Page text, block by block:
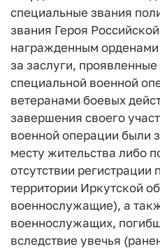
специальные звания
звания Героя
награжденным
за заслуги, проявленные
специальной военной
ветеранами боевых
завершения своего
военной операции были
месту жительства либо
отсутствии регистрации
территории Иркутской
военнослужащие), а
военнослужащих,
вследствие увечья